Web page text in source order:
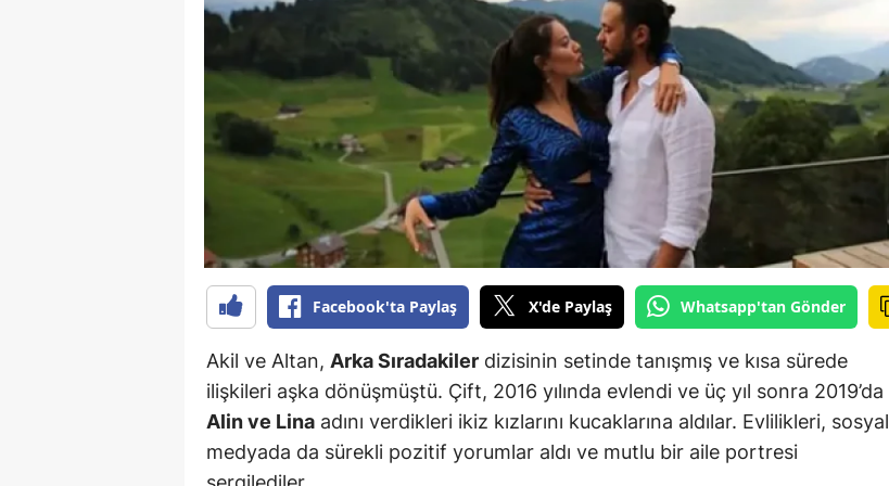
Bilecik
Bingöl
Bitlis
Bolu
Burdur
Bursa
Çanakkale
Çankırı
Çorum
Denizli
Facebook'ta Paylaş X'de Paylaş Whatsapp'tan Gönder
Akil ve Altan, Arka Sıradakiler dizisinin setinde tanışmış ve kısa sürede
ilişkileri aşka dönüşmüştü. Çift, 2016 yılında evlendi ve üç yıl sonra 2019’da
Alin ve Lina adını verdikleri ikiz kızlarını kucaklarına aldılar. Evlilikleri, sosyal
medyada da sürekli pozitif yorumlar aldı ve mutlu bir aile portresi